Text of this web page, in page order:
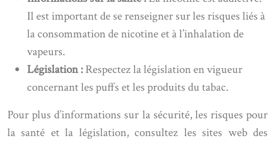
Il est important de se renseigner sur les risques liés à
la consommation de nicotine et à l’inhalation de
vapeurs.
Législation : Respectez la législation en vigueur
concernant les puffs et les produits du tabac.
Pour plus d’informations sur la sécurité, les risques pour
la santé et la législation, consultez les sites web des